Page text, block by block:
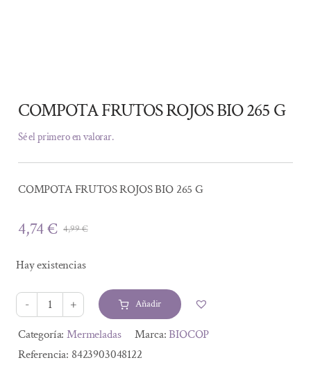
COMPOTA FRUTOS ROJOS BIO 265 G
Sé el primero en valorar.
COMPOTA FRUTOS ROJOS BIO 265 G
4,99€El
era:
4,99 €.
4,74€
El
es:
4,74 €.
Hay existencias
COMPOTA
FRUTOS
ROJOS
Añadir
Alternative:
Categoría:Mermeladas Marca:BIOCOP
Referencia: 8423903048122